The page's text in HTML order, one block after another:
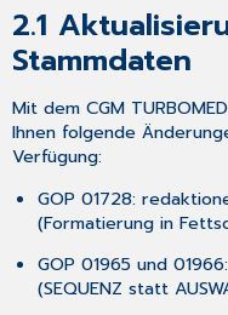
an
unserer
Umfrage
Ihrem
CGM
TURBOMED
4.6 eVerordnung
für
Hilfsmittel
-
Portfreischaltung
2.1
Stammdaten
Mit dem CGM
Ihnen folgende
Verfügung:
GOP 01728:
(Formatierung in
GOP 01965 und
(SEQUENZ statt